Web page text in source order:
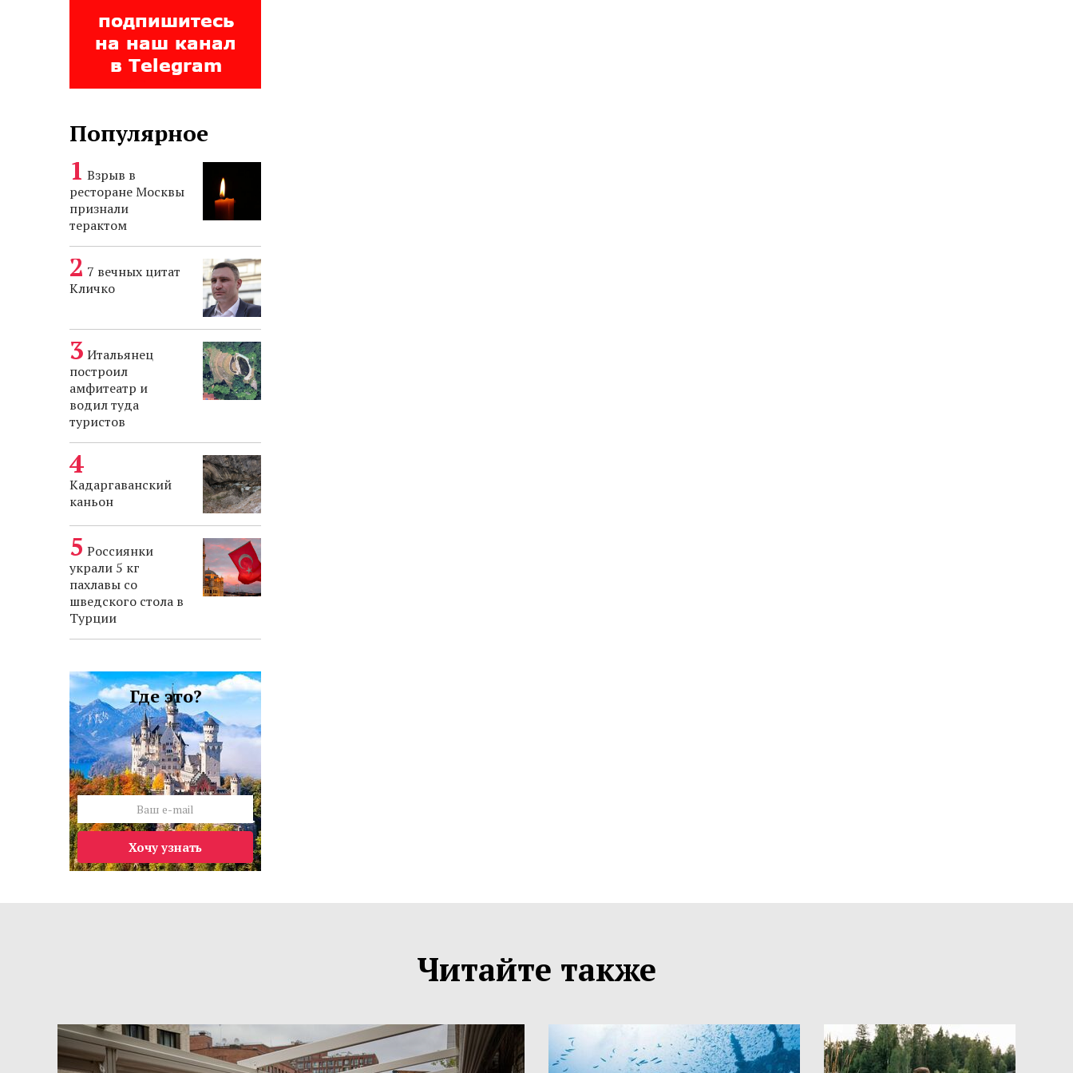
Популярное
Взрыв в
ресторане Москвы
признали
терактом
7 вечных цитат
Кличко
Итальянец
построил
амфитеатр и
водил туда
туристов
Кадаргаванский
каньон
Россиянки
украли 5 кг
пахлавы со
шведского стола в
Турции
Где это?
Хочу узнать
Читайте также